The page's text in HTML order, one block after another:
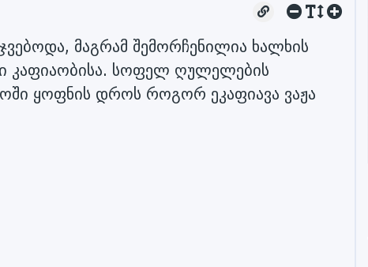
მაგრამ შემორჩენილია ხალხის
კაფიაობისა. სოფელ ღულელების
ყოფნის დროს როგორ ეკაფიავა ვაჟა